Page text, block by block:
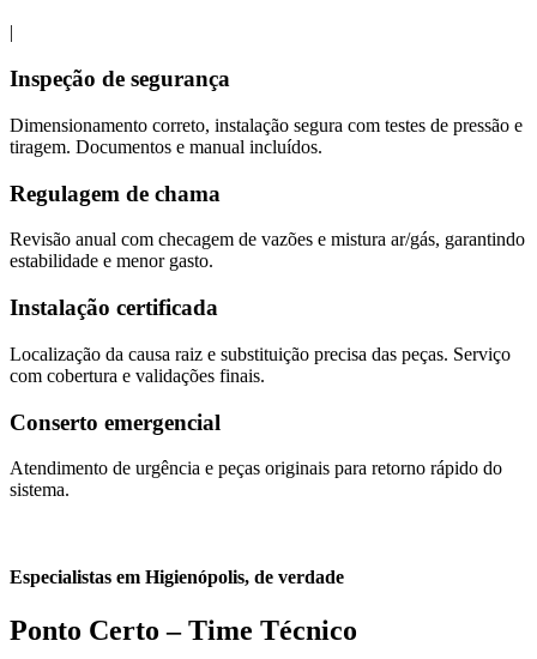
Inspeção de segurança
Dimensionamento correto, instalação segura com testes de pressão e
tiragem. Documentos e manual incluídos.
Regulagem de chama
Revisão anual com checagem de vazões e mistura ar/gás, garantindo
estabilidade e menor gasto.
Instalação certificada
Localização da causa raiz e substituição precisa das peças. Serviço
com cobertura e validações finais.
Conserto emergencial
Atendimento de urgência e peças originais para retorno rápido do
sistema.
Especialistas em Higienópolis, de verdade
Ponto Certo – Time Técnico